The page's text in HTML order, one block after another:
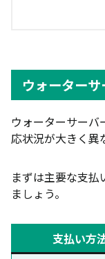
口座振替（銀
めメーカー3
プレミア
現金払い（代
ー3選
コスモウ
フレシャ
ウォーター
ウォーターサーバ
応状況が大きく異
まずは主要な支
ましょう。
支払い方